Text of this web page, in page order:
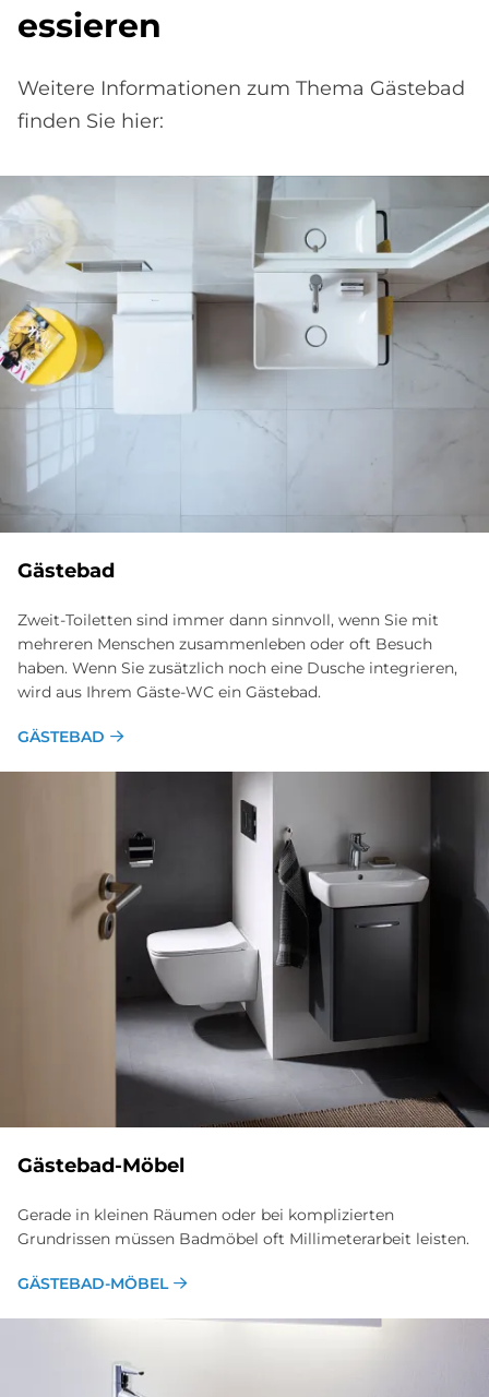
es­sie­ren
Weitere Informationen zum Thema Gästebad
finden Sie hier:
Gästebad
Zweit-Toiletten sind immer dann sinnvoll, wenn Sie mit
mehreren Menschen zusammenleben oder oft Besuch
haben. Wenn Sie zusätzlich noch eine Dusche integrieren,
wird aus Ihrem Gäste-WC ein Gästebad.
GÄSTEBAD
Gästebad-Möbel
Gerade in kleinen Räumen oder bei komplizierten
Grundrissen müssen Badmöbel oft Millimeterarbeit leisten.
GÄSTEBAD-MÖBEL